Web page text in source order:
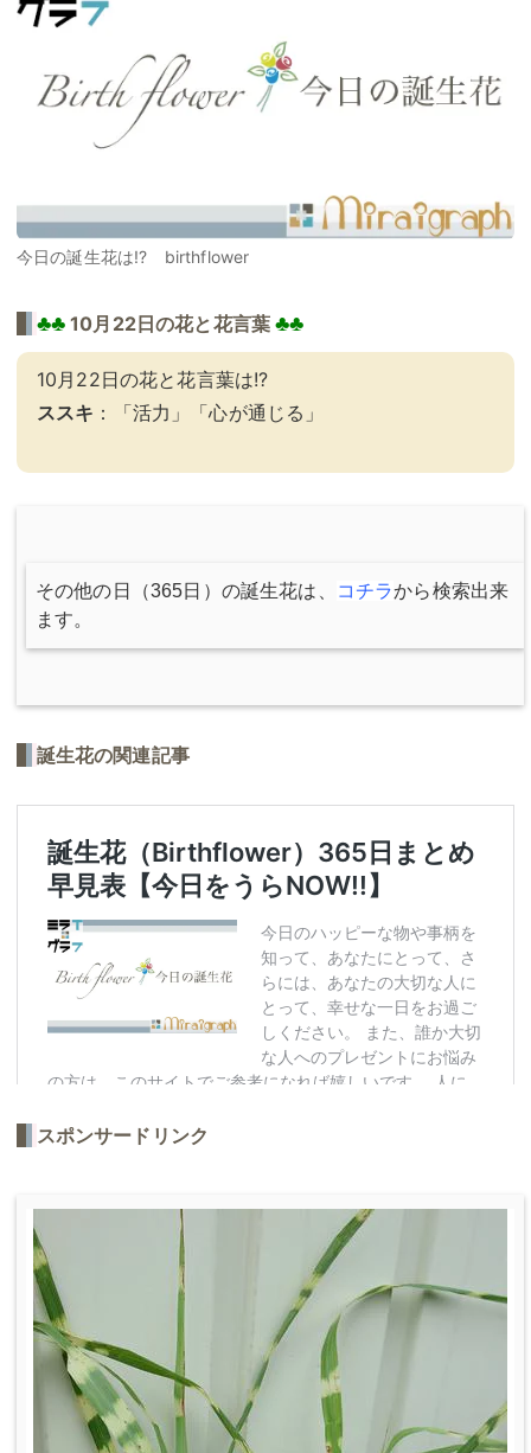
今日の誕生花は!? birthflower
♣♣10月22日の花と花言葉♣♣
10月22日の花と花言葉は!?
ススキ ：「活力」「心が通じる」
その他の日（365日）の誕生花は、 コチラから検索出来
ます。
誕生花の関連記事
スポンサードリンク